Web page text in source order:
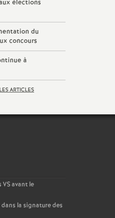
élections
du
concours
à
ARTICLES
VSavant le
la signature des